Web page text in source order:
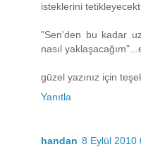
isteklerini
"Sen'den bu kadar
nasıl
güzel yazınız için
Yanıtla
handan 8 Eylül 2010